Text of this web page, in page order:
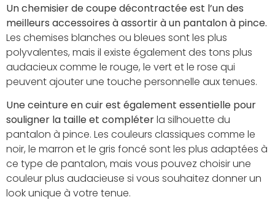
Un chemisier de coupe décontractée est l’un des
meilleurs accessoires à assortir à un pantalon à pince.
Les chemises blanches ou bleues sont les plus
polyvalentes, mais il existe également des tons plus
audacieux comme le rouge, le vert et le rose qui
peuvent ajouter une touche personnelle aux tenues.
Une ceinture en cuir est également essentielle pour
souligner la taille et compléterla silhouette du
pantalon à pince. Les couleurs classiques comme le
noir, le marron et le gris foncé sont les plus adaptées à
ce type de pantalon, mais vous pouvez choisir une
couleur plus audacieuse si vous souhaitez donner un
look unique à votre tenue.